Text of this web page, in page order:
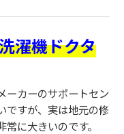
濯機ドクタ
ーカーのサポートセン
ですが、実は地元の修
に大きいのです。